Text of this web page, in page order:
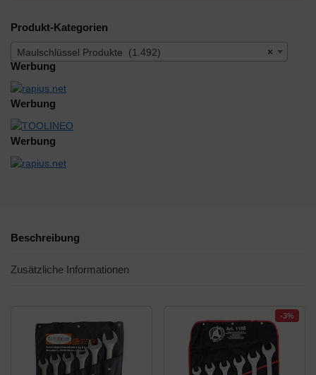
Produkt-Kategorien
×
Maulschlüssel Produkte (1.492)
Werbung
Werbung
Werbung
Beschreibung
Zusätzliche Informationen
-3%